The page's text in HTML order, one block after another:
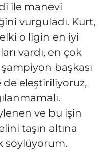
ile manevi
vurguladı. Kurt,
o ligin en iyi
vardı, en çok
başkası
de eleştiriliyoruz,
ve bu işin
taşın altına
söylüyorum.